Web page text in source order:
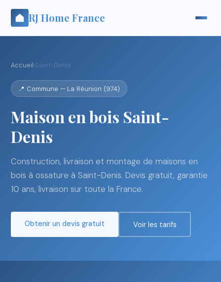
RJ Home France
Accueil›Saint-Denis
📍 Commune — La Réunion (974)
Maison en bois Saint-
Denis
Construction, livraison et montage de maisons en
bois à ossature à Saint-Denis. Devis gratuit, garantie
10 ans, livraison sur toute la France.
Obtenir un devis gratuit Voir les tarifs